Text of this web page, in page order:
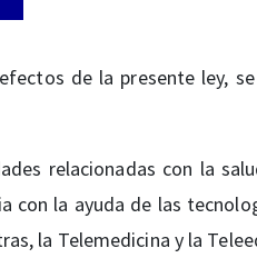
de la presente ley,
relacionadas con la
con la ayuda de las
la Telemedicina y la